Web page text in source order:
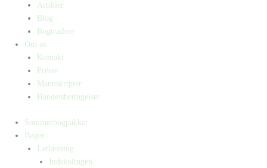
Artikler
Blog
Bogtrailere
Om os
Kontakt
Presse
Manuskripter
Handelsbetingelser
Sommerbogpakker
Bøger
Letlæsning
Indskolingen